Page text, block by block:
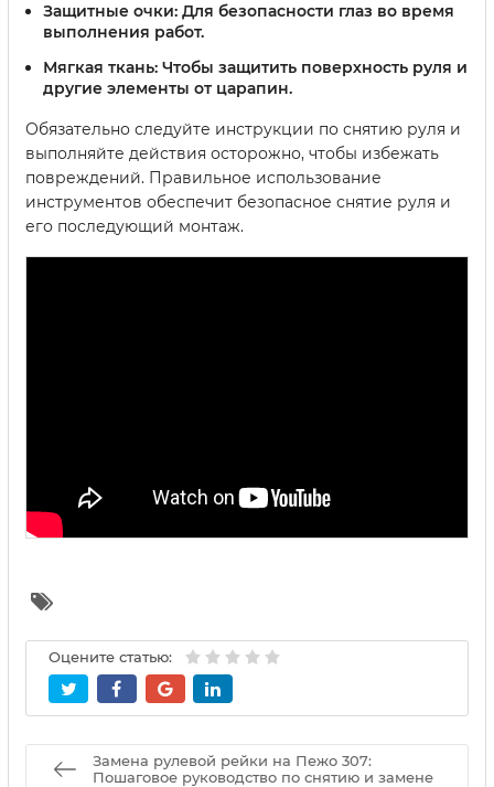
Защитные очки: Для безопасности глаз во время
выполнения работ.
Мягкая ткань: Чтобы защитить поверхность руля и
другие элементы от царапин.
Обязательно следуйте инструкции по снятию руля и
выполняйте действия осторожно, чтобы избежать
повреждений. Правильное использование
инструментов обеспечит безопасное снятие руля и
его последующий монтаж.
Оцените статью:
Замена рулевой рейки на Пежо 307:
Пошаговое руководство по снятию и замене